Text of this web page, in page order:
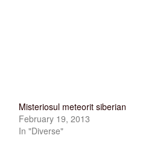
Misteriosul meteorit siberian
February 19, 2013
In "Diverse"